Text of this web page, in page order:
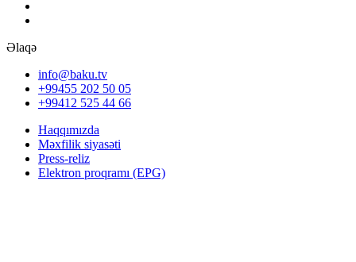
Əlaqə
info@baku.tv
+99455 202 50 05
+99412 525 44 66
Haqqımızda
Məxfilik siyasəti
Press-reliz
Elektron proqramı (EPG)